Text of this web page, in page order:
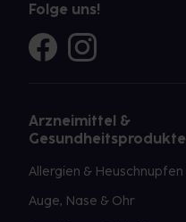
Folge uns!
Arzneimittel &
Gesundheitsprodukte
Allergien & Heuschnupfen
Auge, Nase & Ohr